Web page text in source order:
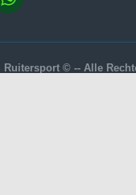
Ruitersport © -- Alle